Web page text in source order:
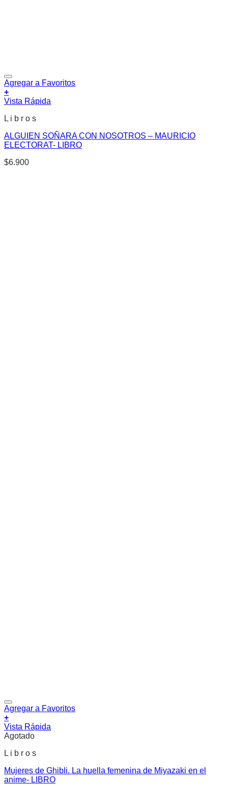
Agregar a Favoritos
+
Vista Rápida
L i b r o s
ALGUIEN SOÑARA CON NOSOTROS – MAURICIO
ELECTORAT- LIBRO
$6.900
Agregar a Favoritos
+
Vista Rápida
Agotado
L i b r o s
Mujeres de Ghibli. La huella femenina de Miyazaki en el
anime- LIBRO